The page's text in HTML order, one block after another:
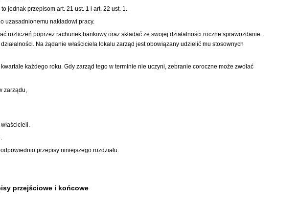
jednak przepisom art. 21 ust. 1 i art. 22 ust. 1.
uzasadnionemu nakładowi pracy.
poprzez rachunek bankowy oraz składać ze swojej działalności roczne sprawozdanie.
Na żądanie właściciela lokalu zarząd jest obowiązany udzielić mu stosownych
każdego roku. Gdy zarząd tego w terminie nie uczyni, zebranie coroczne może zwołać
zarządu,
przepisy niniejszego rozdziału.
przejściowe i końcowe